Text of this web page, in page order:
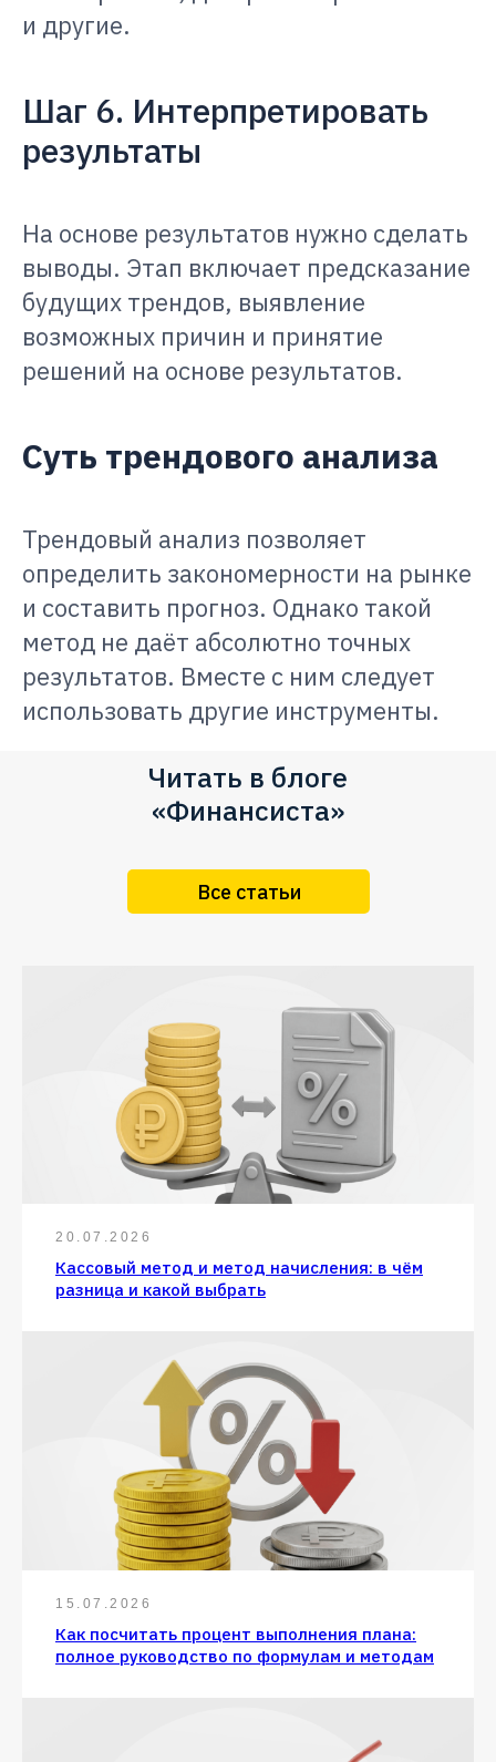
и другие.
Шаг 6. Интерпретировать
результаты
На основе результатов нужно сделать
выводы. Этап включает предсказание
будущих трендов, выявление
возможных причин и принятие
решений на основе результатов.
Суть трендового анализа
Трендовый анализ позволяет
определить закономерности на рынке
и составить прогноз. Однако такой
метод не даёт абсолютно точных
результатов. Вместе с ним следует
использовать другие инструменты.
Все статьи
Читать в блоге
«Финансиста»
20.07.2026
Кассовый метод и метод начисления: в чём
разница и какой выбрать
15.07.2026
Как посчитать процент выполнения плана:
полное руководство по формулам и методам